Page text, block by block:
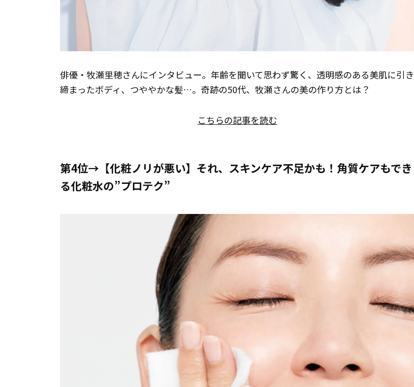
俳優・牧瀬里穂さんにインタビュー。年齢を聞いて思わず驚く、透明感のある美肌に引き
締まったボディ、つややかな髪…。奇跡の50代、牧瀬さんの美の作り方とは？
こちらの記事を読む
第4位→【化粧ノリが悪い】それ、スキンケア不足かも！角質ケアもでき
る化粧水の”プロテク”